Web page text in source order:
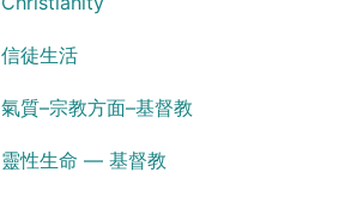
信徒生活
氣質–宗教方面–基督教
靈性生命 — 基督教